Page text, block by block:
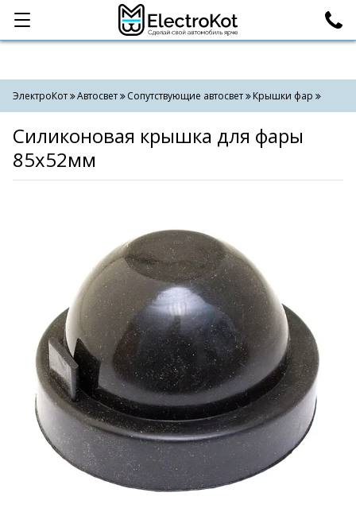
Категории Поиск
ЭлектроКот Автосвет Сопутствующие автосвет Крышки фар
Силиконовая крышка для фары
85х52мм